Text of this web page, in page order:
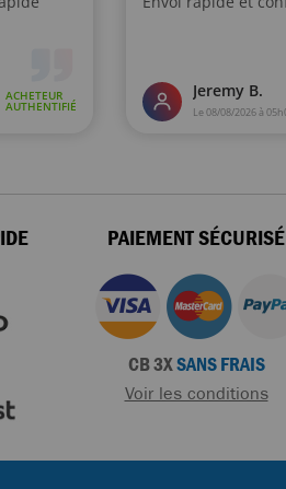
PAIEMENT SÉCURISÉ
CB 3XSANS FRAIS
Voir les conditions